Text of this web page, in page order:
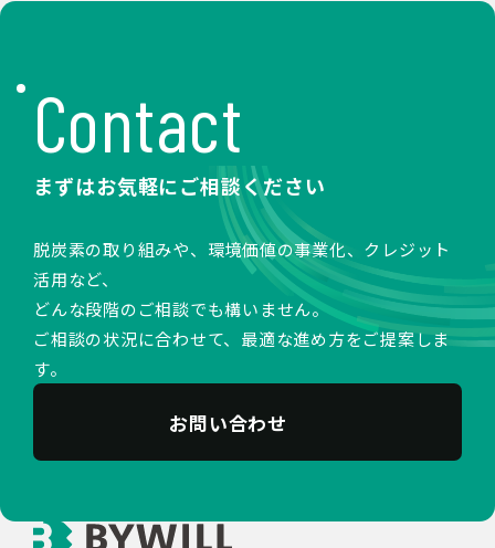
Contact
まずはお気軽にご相談ください
脱炭素の取り組みや、環境価値の事業化、クレジット
活用など、
どんな段階のご相談でも構いません。
ご相談の状況に合わせて、最適な進め方をご提案しま
す。
お問い合わせ